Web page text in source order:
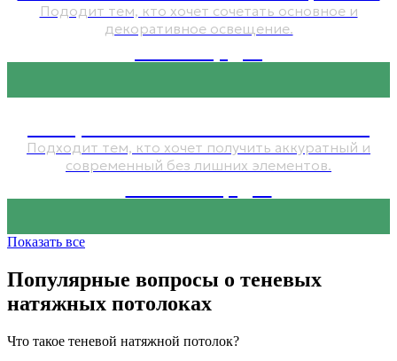
Пододит тем, кто хочет сочетать основное и
декоративное освещение.
Подходит тем, кто хочет получить аккуратный и
современный без лишних элементов.
Показать все
Популярные вопросы о теневых
натяжных потолоках
Что такое теневой натяжной потолок?